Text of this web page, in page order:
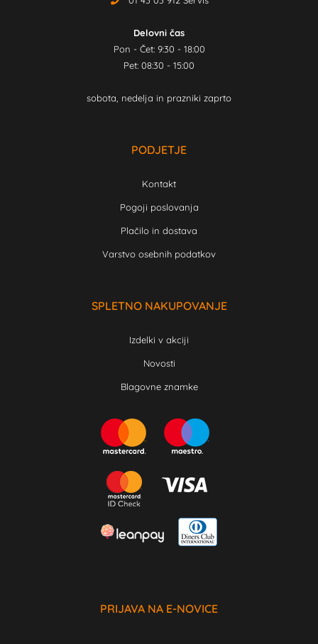
Delovni čas
Pon - Čet: 9:30 - 18:00
Pet: 08:30 - 15:00
sobota, nedelja in prazniki zaprto
PODJETJE
Kontakt
Pogoji poslovanja
Plačilo in dostava
Varstvo osebnih podatkov
SPLETNO NAKUPOVANJE
Izdelki v akciji
Novosti
Blagovne znamke
PRIJAVA NA E-NOVICE